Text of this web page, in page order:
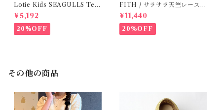
Lotie Kids SEAGULLS Tee
(12m- 8Y)
¥5,192
20%OFF
FITH / サラサラ天竺レースT
シャツ (BL) / 145・155
¥11,440
20%OFF
その他の商品